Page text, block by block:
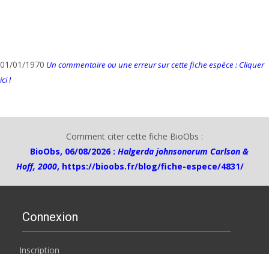
01/01/1970 Un commentaire ou une erreur sur cette fiche espèce : Cliquer
ici !
Comment citer cette fiche BioObs :
BioObs, 06/08/2026 : Halgerda johnsonorum Carlson &
Hoff, 2000, https://bioobs.fr/blog/fiche-espece/4831/
Connexion
Inscription